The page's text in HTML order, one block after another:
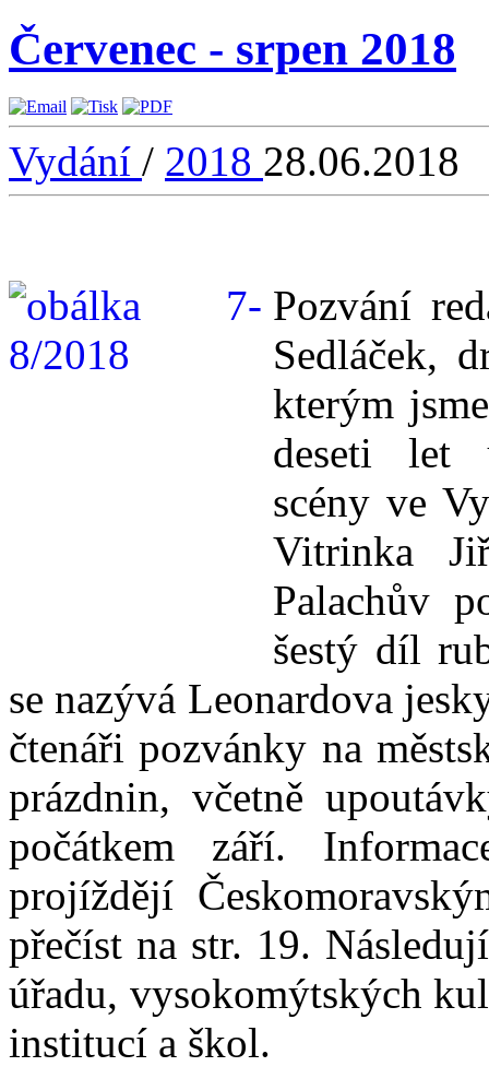
Červenec - srpen 2018
Vydání / 2018 28.06.2018
Pozvání
Sedláček,
kterým
deseti let
scény ve
Vitrinka
Palachův
šestý díl
se nazývá Leonardova
čtenáři pozvánky na
prázdnin, včetně
počátkem září.
projíždějí
přečíst na str. 19.
úřadu, vysokomýtských
institucí a škol.